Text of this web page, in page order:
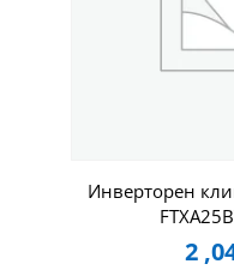
Инверторен
2